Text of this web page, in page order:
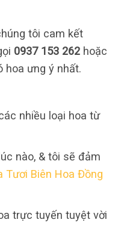
tôi cam kết
0937 153 262 hoặc
hoa ưng ý nhất.
nhiều loại hoa từ
nào, & tôi sẽ đảm
Tươi Biên Hoa Đồng
trực tuyến tuyệt vời